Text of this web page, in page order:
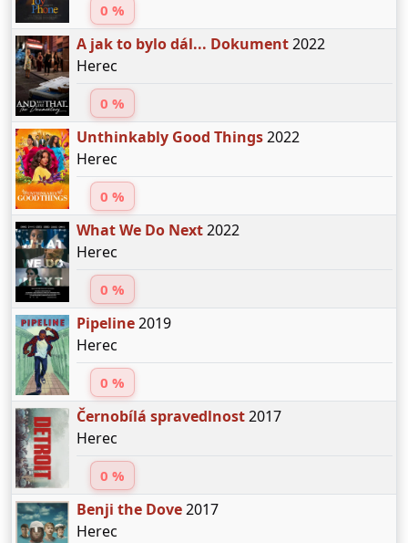
0 %
A jak to bylo dál... Dokument2022
Herec
0 %
Unthinkably Good Things2022
Herec
0 %
What We Do Next2022
Herec
0 %
Pipeline2019
Herec
0 %
Černobílá spravedlnost2017
Herec
0 %
Benji the Dove2017
Herec